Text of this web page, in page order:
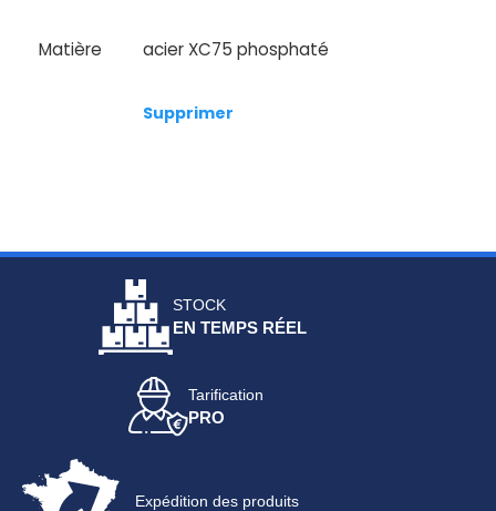
Matière acier XC75 phosphaté
Supprimer
STOCK
EN TEMPS RÉEL
Tarification
PRO
Expédition des produits